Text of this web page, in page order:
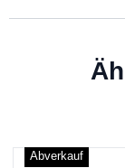
Abverkauf